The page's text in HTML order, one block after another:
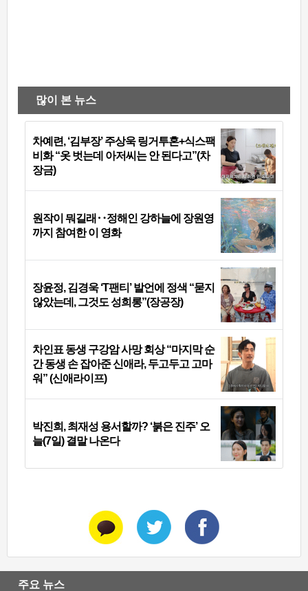
많이 본 뉴스
차예련, ‘김부장’ 주상욱 링거투혼+식스팩
비화 “옷 벗는데 아저씨는 안 된다고”(차
장금)
원작이 뭐길래‥정해인 강하늘에 장원영
까지 참여한 이 영화
장윤정, 김경욱 ‘T팬티’ 발언에 정색 “묻지
않았는데, 그것도 성희롱”(장공장)
차인표 동생 구강암 사망 회상 “마지막 순
간 동생 손 잡아준 신애라, 두고두고 고마
워” (신애라이프)
박진희, 최재성 용서할까? ‘붉은 진주’ 오
늘(7일) 결말 나온다
주요 뉴스